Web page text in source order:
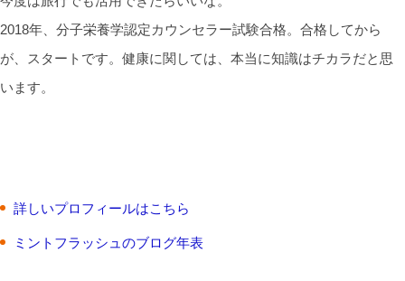
2018年、分子栄養学認定カウンセラー試験合格。合格してから
が、スタートです。健康に関しては、本当に知識はチカラだと思
います。
詳しいプロフィールはこちら
ミントフラッシュのブログ年表